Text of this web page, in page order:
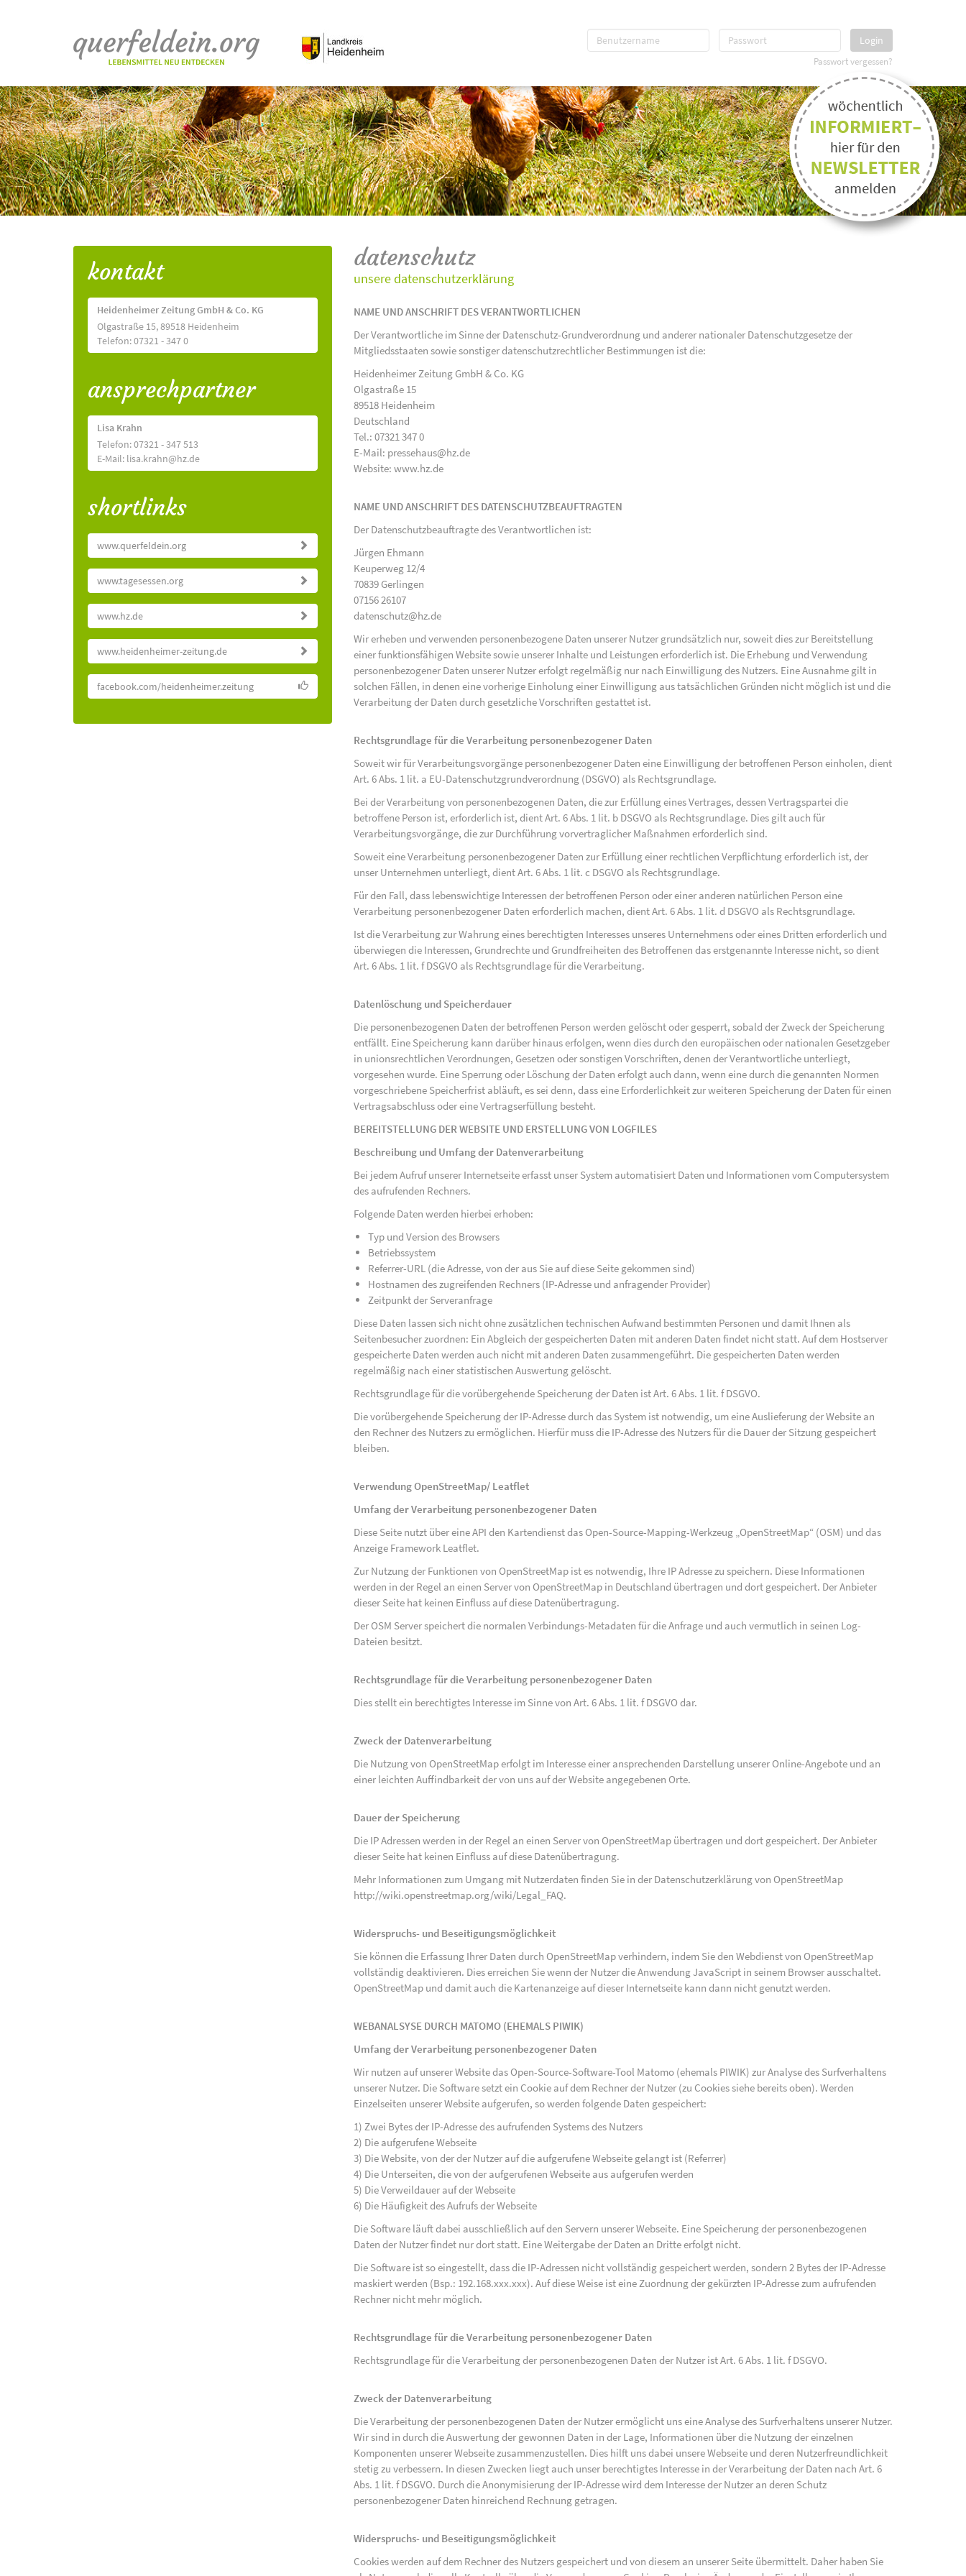
Login
Passwort vergessen?
kontakt
Heidenheimer Zeitung GmbH & Co. KG
Olgastraße 15, 89518 Heidenheim
Telefon: 07321 - 347 0
ansprechpartner
Lisa Krahn
Telefon: 07321 - 347 513
E-Mail: lisa.krahn@hz.de
shortlinks
www.querfeldein.org
www.tagesessen.org
www.hz.de
www.heidenheimer-zeitung.de
facebook.com/heidenheimer.zeitung
datenschutz
unsere datenschutzerklärung
NAME UND ANSCHRIFT DES VERANTWORTLICHEN
Der Verantwortliche im Sinne der Datenschutz-Grundverordnung und anderer nationaler Datenschutzgesetze der
Mitgliedsstaaten sowie sonstiger datenschutzrechtlicher Bestimmungen ist die:
Heidenheimer Zeitung GmbH & Co. KG
Olgastraße 15
89518 Heidenheim
Deutschland
Tel.: 07321 347 0
E-Mail: pressehaus@hz.de
Website: www.hz.de
NAME UND ANSCHRIFT DES DATENSCHUTZBEAUFTRAGTEN
Der Datenschutzbeauftragte des Verantwortlichen ist:
Jürgen Ehmann
Keuperweg 12/4
70839 Gerlingen
07156 26107
datenschutz@hz.de
Wir erheben und verwenden personenbezogene Daten unserer Nutzer grundsätzlich nur, soweit dies zur Bereitstellung
einer funktionsfähigen Website sowie unserer Inhalte und Leistungen erforderlich ist. Die Erhebung und Verwendung
personenbezogener Daten unserer Nutzer erfolgt regelmäßig nur nach Einwilligung des Nutzers. Eine Ausnahme gilt in
solchen Fällen, in denen eine vorherige Einholung einer Einwilligung aus tatsächlichen Gründen nicht möglich ist und die
Verarbeitung der Daten durch gesetzliche Vorschriften gestattet ist.
Rechtsgrundlage für die Verarbeitung personenbezogener Daten
Soweit wir für Verarbeitungsvorgänge personenbezogener Daten eine Einwilligung der betroffenen Person einholen, dient
Art. 6 Abs. 1 lit. a EU-Datenschutzgrundverordnung (DSGVO) als Rechtsgrundlage.
Bei der Verarbeitung von personenbezogenen Daten, die zur Erfüllung eines Vertrages, dessen Vertragspartei die
betroffene Person ist, erforderlich ist, dient Art. 6 Abs. 1 lit. b DSGVO als Rechtsgrundlage. Dies gilt auch für
Verarbeitungsvorgänge, die zur Durchführung vorvertraglicher Maßnahmen erforderlich sind.
Soweit eine Verarbeitung personenbezogener Daten zur Erfüllung einer rechtlichen Verpflichtung erforderlich ist, der
unser Unternehmen unterliegt, dient Art. 6 Abs. 1 lit. c DSGVO als Rechtsgrundlage.
Für den Fall, dass lebenswichtige Interessen der betroffenen Person oder einer anderen natürlichen Person eine
Verarbeitung personenbezogener Daten erforderlich machen, dient Art. 6 Abs. 1 lit. d DSGVO als Rechtsgrundlage.
Ist die Verarbeitung zur Wahrung eines berechtigten Interesses unseres Unternehmens oder eines Dritten erforderlich und
überwiegen die Interessen, Grundrechte und Grundfreiheiten des Betroffenen das erstgenannte Interesse nicht, so dient
Art. 6 Abs. 1 lit. f DSGVO als Rechtsgrundlage für die Verarbeitung.
Datenlöschung und Speicherdauer
Die personenbezogenen Daten der betroffenen Person werden gelöscht oder gesperrt, sobald der Zweck der Speicherung
entfällt. Eine Speicherung kann darüber hinaus erfolgen, wenn dies durch den europäischen oder nationalen Gesetzgeber
in unionsrechtlichen Verordnungen, Gesetzen oder sonstigen Vorschriften, denen der Verantwortliche unterliegt,
vorgesehen wurde. Eine Sperrung oder Löschung der Daten erfolgt auch dann, wenn eine durch die genannten Normen
vorgeschriebene Speicherfrist abläuft, es sei denn, dass eine Erforderlichkeit zur weiteren Speicherung der Daten für einen
Vertragsabschluss oder eine Vertragserfüllung besteht.
BEREITSTELLUNG DER WEBSITE UND ERSTELLUNG VON LOGFILES
Beschreibung und Umfang der Datenverarbeitung
Bei jedem Aufruf unserer Internetseite erfasst unser System automatisiert Daten und Informationen vom Computersystem
des aufrufenden Rechners.
Folgende Daten werden hierbei erhoben:
Typ und Version des Browsers
Betriebssystem
Referrer-URL (die Adresse, von der aus Sie auf diese Seite gekommen sind)
Hostnamen des zugreifenden Rechners (IP-Adresse und anfragender Provider)
Zeitpunkt der Serveranfrage
Diese Daten lassen sich nicht ohne zusätzlichen technischen Aufwand bestimmten Personen und damit Ihnen als
Seitenbesucher zuordnen: Ein Abgleich der gespeicherten Daten mit anderen Daten findet nicht statt. Auf dem Hostserver
gespeicherte Daten werden auch nicht mit anderen Daten zusammengeführt. Die gespeicherten Daten werden
regelmäßig nach einer statistischen Auswertung gelöscht.
Rechtsgrundlage für die vorübergehende Speicherung der Daten ist Art. 6 Abs. 1 lit. f DSGVO.
Die vorübergehende Speicherung der IP-Adresse durch das System ist notwendig, um eine Auslieferung der Website an
den Rechner des Nutzers zu ermöglichen. Hierfür muss die IP-Adresse des Nutzers für die Dauer der Sitzung gespeichert
bleiben.
Verwendung OpenStreetMap/ Leatflet
Umfang der Verarbeitung personenbezogener Daten
Diese Seite nutzt über eine API den Kartendienst das Open-Source-Mapping-Werkzeug „OpenStreetMap“ (OSM) und das
Anzeige Framework Leatflet.
Zur Nutzung der Funktionen von OpenStreetMap ist es notwendig, Ihre IP Adresse zu speichern. Diese Informationen
werden in der Regel an einen Server von OpenStreetMap in Deutschland übertragen und dort gespeichert. Der Anbieter
dieser Seite hat keinen Einfluss auf diese Datenübertragung.
Der OSM Server speichert die normalen Verbindungs-Metadaten für die Anfrage und auch vermutlich in seinen Log-
Dateien besitzt.
Rechtsgrundlage für die Verarbeitung personenbezogener Daten
Dies stellt ein berechtigtes Interesse im Sinne von Art. 6 Abs. 1 lit. f DSGVO dar.
Zweck der Datenverarbeitung
Die Nutzung von OpenStreetMap erfolgt im Interesse einer ansprechenden Darstellung unserer Online-Angebote und an
einer leichten Auffindbarkeit der von uns auf der Website angegebenen Orte.
Dauer der Speicherung
Die IP Adressen werden in der Regel an einen Server von OpenStreetMap übertragen und dort gespeichert. Der Anbieter
dieser Seite hat keinen Einfluss auf diese Datenübertragung.
Mehr Informationen zum Umgang mit Nutzerdaten finden Sie in der Datenschutzerklärung von OpenStreetMap
http://wiki.openstreetmap.org/wiki/Legal_FAQ.
Widerspruchs- und Beseitigungsmöglichkeit
Sie können die Erfassung Ihrer Daten durch OpenStreetMap verhindern, indem Sie den Webdienst von OpenStreetMap
vollständig deaktivieren. Dies erreichen Sie wenn der Nutzer die Anwendung JavaScript in seinem Browser ausschaltet.
OpenStreetMap und damit auch die Kartenanzeige auf dieser Internetseite kann dann nicht genutzt werden.
WEBANALSYSE DURCH MATOMO (EHEMALS PIWIK)
Umfang der Verarbeitung personenbezogener Daten
Wir nutzen auf unserer Website das Open-Source-Software-Tool Matomo (ehemals PIWIK) zur Analyse des Surfverhaltens
unserer Nutzer. Die Software setzt ein Cookie auf dem Rechner der Nutzer (zu Cookies siehe bereits oben). Werden
Einzelseiten unserer Website aufgerufen, so werden folgende Daten gespeichert:
1) Zwei Bytes der IP-Adresse des aufrufenden Systems des Nutzers
2) Die aufgerufene Webseite
3) Die Website, von der der Nutzer auf die aufgerufene Webseite gelangt ist (Referrer)
4) Die Unterseiten, die von der aufgerufenen Webseite aus aufgerufen werden
5) Die Verweildauer auf der Webseite
6) Die Häufigkeit des Aufrufs der Webseite
Die Software läuft dabei ausschließlich auf den Servern unserer Webseite. Eine Speicherung der personenbezogenen
Daten der Nutzer findet nur dort statt. Eine Weitergabe der Daten an Dritte erfolgt nicht.
Die Software ist so eingestellt, dass die IP-Adressen nicht vollständig gespeichert werden, sondern 2 Bytes der IP-Adresse
maskiert werden (Bsp.: 192.168.xxx.xxx). Auf diese Weise ist eine Zuordnung der gekürzten IP-Adresse zum aufrufenden
Rechner nicht mehr möglich.
Rechtsgrundlage für die Verarbeitung personenbezogener Daten
Rechtsgrundlage für die Verarbeitung der personenbezogenen Daten der Nutzer ist Art. 6 Abs. 1 lit. f DSGVO.
Zweck der Datenverarbeitung
Die Verarbeitung der personenbezogenen Daten der Nutzer ermöglicht uns eine Analyse des Surfverhaltens unserer Nutzer.
Wir sind in durch die Auswertung der gewonnen Daten in der Lage, Informationen über die Nutzung der einzelnen
Komponenten unserer Webseite zusammenzustellen. Dies hilft uns dabei unsere Webseite und deren Nutzerfreundlichkeit
stetig zu verbessern. In diesen Zwecken liegt auch unser berechtigtes Interesse in der Verarbeitung der Daten nach Art. 6
Abs. 1 lit. f DSGVO. Durch die Anonymisierung der IP-Adresse wird dem Interesse der Nutzer an deren Schutz
personenbezogener Daten hinreichend Rechnung getragen.
Widerspruchs- und Beseitigungsmöglichkeit
Cookies werden auf dem Rechner des Nutzers gespeichert und von diesem an unserer Seite übermittelt. Daher haben Sie